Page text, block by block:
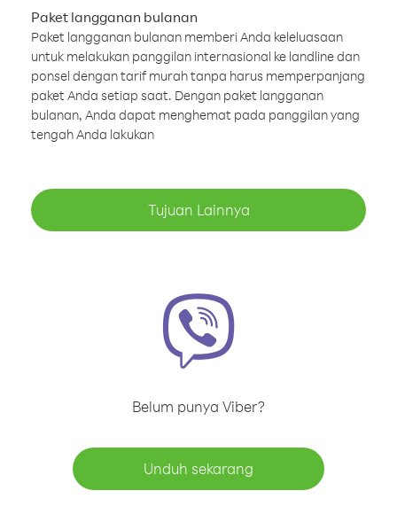
Paket langganan bulanan
Paket langganan bulanan memberi Anda keleluasaan
untuk melakukan panggilan internasional ke landline dan
ponsel dengan tarif murah tanpa harus memperpanjang
paket Anda setiap saat. Dengan paket langganan
bulanan, Anda dapat menghemat pada panggilan yang
tengah Anda lakukan
Tujuan Lainnya
Belum punya Viber?
Unduh sekarang